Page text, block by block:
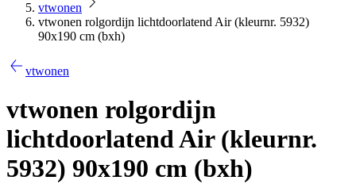
vtwonen
vtwonen rolgordijn lichtdoorlatend Air (kleurnr. 5932)
90x190 cm (bxh)
vtwonen
vtwonen rolgordijn
lichtdoorlatend Air (kleurnr.
5932) 90x190 cm (bxh)